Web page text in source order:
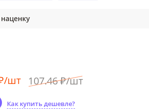
/шт 107.46₽/шт
Как купить дешевле?